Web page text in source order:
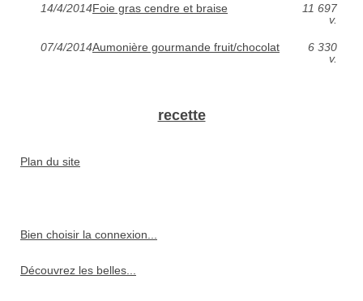
14/4/2014Foie gras cendre et braise
11 697
v.
07/4/2014Aumonière gourmande fruit/chocolat
6 330
v.
recette
Plan du site
Bien choisir la connexion...
Découvrez les belles...